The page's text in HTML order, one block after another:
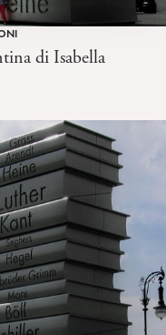
di Isabella